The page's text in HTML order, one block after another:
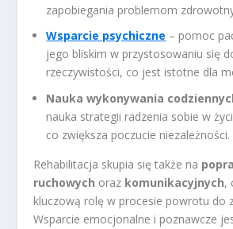
zapobiegania problemom
Wsparcie psychiczne – pomoc
jego bliskim w przystosowaniu się
rzeczywistości, co jest istotne dla
Nauka wykonywania
nauka strategii radzenia sobie w
co zwiększa poczucie niezależności.
Rehabilitacja skupia się także na
ruchowych oraz komunikacyjnych,
kluczową rolę w procesie powrotu do
Wsparcie emocjonalne i poznawcze